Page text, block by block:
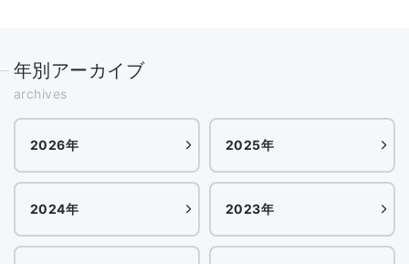
年別アーカイブ
archives
2026年 2025年
2024年 2023年